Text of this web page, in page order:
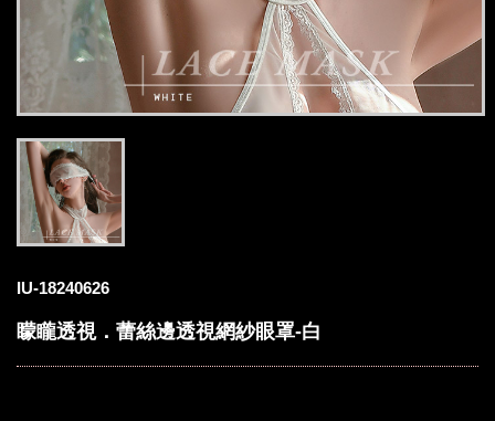
IU-18240626
矇矓透視．蕾絲邊透視網紗眼罩-白